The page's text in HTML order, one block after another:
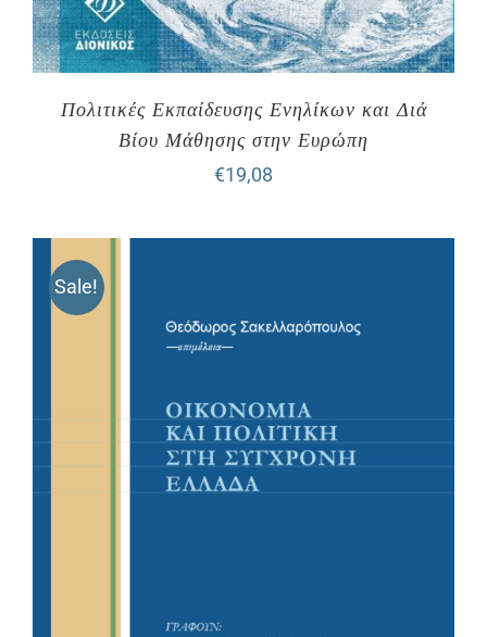
Πολιτικές Εκπαίδευσης Ενηλίκων και Διά
Βίου Μάθησης στην Ευρώπη
€19,08
Sale!